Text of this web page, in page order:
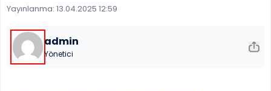
Yayınlanma: 13.04.2025 12:59
admin
Yönetici